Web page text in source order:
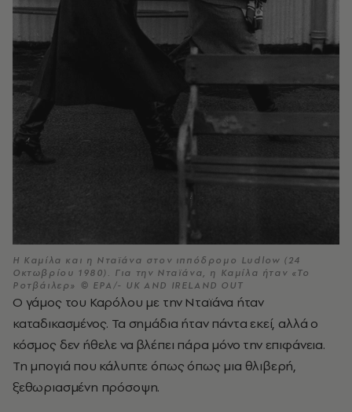
Η Καμίλα και η Νταϊάνα στον ιππόδρομο Ludlow (24
Οκτωβρίου 1980). Για την Νταϊάνα, η Καμίλα ήταν «Το
Ροτβάιλερ» © EPA/- UK AND IRELAND OUT
Ο γάμος του Καρόλου με την Νταϊάνα ήταν
καταδικασμένος. Τα σημάδια ήταν πάντα εκεί, αλλά ο
κόσμος δεν ήθελε να βλέπει πάρα μόνο την επιφάνεια.
Τη μπογιά που κάλυπτε όπως όπως μια θλιβερή,
ξεθωριασμένη πρόσοψη.